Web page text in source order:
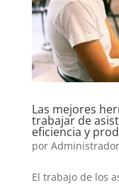
Las mejores
trabajar de
eficiencia y
por Administrador
El trabajo de los